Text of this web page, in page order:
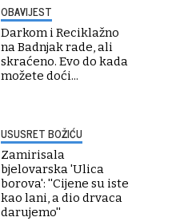
OBAVIJEST
Darkom i Reciklažno
na Badnjak rade, ali
skraćeno. Evo do kada
možete doći...
USUSRET BOŽIĆU
Zamirisala
bjelovarska 'Ulica
borova': ''Cijene su iste
kao lani, a dio drvaca
darujemo''